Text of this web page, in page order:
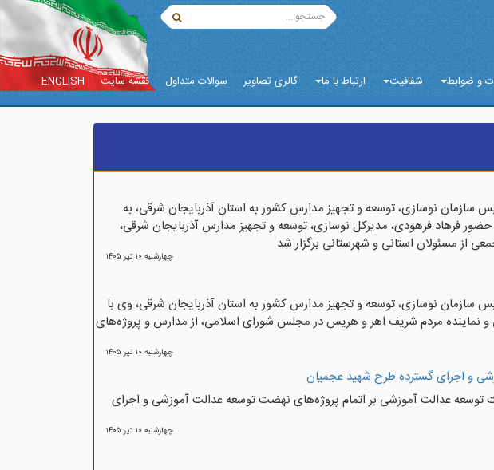
و ضوابط شفافیت ارتباط با ما گالری تصاویر سوالات متداول نقشه سایت ENGLISH
نوسازی، توسعه و تجهیز مدارس کشور به استان آذربایجان شرقی، به
فرهاد فرهودی، مدیرکل نوسازی، توسعه و تجهیز مدارس آذربایجان شرقی،
از مسئولان استانی و شهرستانی برگزار شد.
چهارشنبه ۱۰ تير ۱۴۰۵
نوسازی، توسعه و تجهیز مدارس کشور به استان آذربایجان شرقی، وی با
نماینده مردم شریف اهر و هریس در مجلس شورای اسلامی، از مدارس و پروژه‌های
چهارشنبه ۱۰ تير ۱۴۰۵
و اجرای گسترده طرح شهید عجمیان
عدالت آموزشی بر اتمام پروژه‌های نهضت توسعه عدالت آموزشی و اجرای
چهارشنبه ۱۰ تير ۱۴۰۵